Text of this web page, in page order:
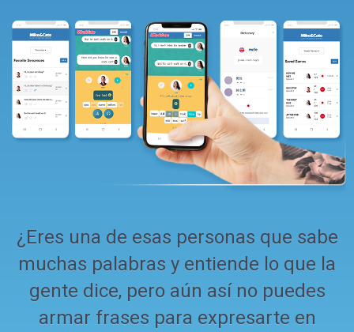
¿Eres una de esas personas que sabe
muchas palabras y entiende lo que la
gente dice, pero aún así no puedes
armar frases para expresarte en